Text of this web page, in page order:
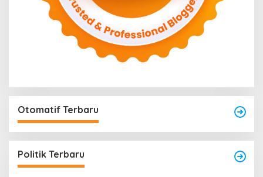
Otomatif Terbaru
Politik Terbaru